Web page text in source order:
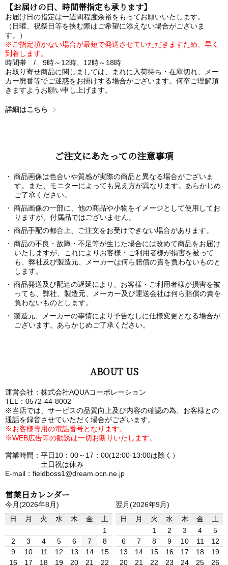
【お届けの日、時間帯指定も承ります】
お届け日の指定は一週間程度余裕をもってお願いいたします。
（日曜、祝祭日等を挟む際はご希望に添えない場合がございま
す。）
※ご指定頂かない場合が最短で発送させていただきますため、早く
到着します。
時間帯 / 9時～12時、12時～18時
お取り寄せ商品に関しましては、まれに入荷待ち・在庫切れ、メー
カー廃番等でご迷惑をお掛けする場合がございます。何卒ご理解頂
きますようお願い申し上げます。
詳細はこちら
ご注文にあたっての注意事項
商品画像は色合いや質感が実際の商品と異なる場合がございま
す。また、モニターによっても見え方が異なります。あらかじめ
ご了承ください。
商品画像の一部に、他の商品や小物をイメージとして使用してお
りますが、付属品ではございません。
商品手配の都合上、ご注文をお受けできない場合があります。
商品の不良・故障・不足等が生じた場合には改めて商品をお届け
いたしますが、これによりお客様・ご利用者様が損害を被って
も、弊社及び製造元、メーカーは何ら賠償の責を負わないものと
します。
商品発送及び配達の遅延により、お客様・ご利用者様が損害を被
っても、弊社、製造元、メーカー及び運送会社は何ら賠償の責を
負わないものとします。
製造元、メーカーの事情により予告なしに仕様変更となる場合が
ございます。あらかじめご了承ください。
ABOUT US
運営会社：株式会社AQUAコーポレーション
TEL：0572-44-8002
※当店では、サービスの品質向上及び内容の確認の為、お客様との
通話を録音させていただく場合がございます。
※お客様専用の電話番号となります。
※WEB広告等の勧誘は一切お断りいたします。
営業時間：平日10：00～17：00(12:00-13:00は除く）
土日祝は休み
E-mail：fieldboss1@dream.ocn.ne.jp
営業日カレンダー
今月(2026年8月)
日
月 火 水 木 金
土
1
2
3 4 5 6 7
8
9
10 11 12 13 14
15
16
17 18 19 20 21
22
翌月(2026年9月)
日
月 火 水 木 金
土
1
2 3 4
5
6
7 8 9 10 11
12
13
14 15 16 17 18
19
20
21 22 23 24 25
26